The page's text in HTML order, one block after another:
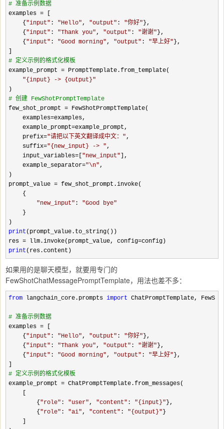
# 准备示例数据
examples =
    {
"input" : "Hello", "output" : "你好" },
    {
"input" : "Thank you", "output" : "谢谢" },
    {
"input" : "Good morning", "output" : "早上好" },
# 定义示例的格式化模板
example_prompt = PromptTemplate.from_template(
"{input} -> {output}"
# 创建 FewShotPromptTemplate
few_shot_prompt = FewShotPromptTemplate(
    examples
=examples,
    example_prompt
=example_prompt,
    prefix
="请把以下英文翻译成中文： ",
    suffix
="{new_input} -> ",
    input_variables
=[ "new_input" ],
    example_separator
="\n",
)
prompt_value = few_shot_prompt.invoke(
    {
"new_input" : "Good bye"
    }
print (prompt_value.to_string())
res = llm.invoke(prompt_value, config=
print (res.content)
如果用的是聊天模型，就要用专门的
FewShotChatMessagePromptTemplate，用法也差不多：
from langchain_core.prompts import ChatPromptTemplate,
# 准备示例数据
examples =
    {
"input" : "Hello", "output" : "你好" },
    {
"input" : "Thank you", "output" : "谢谢" },
    {
"input" : "Good morning", "output" : "早上好" },
# 定义示例的格式化模板
example_prompt = ChatPromptTemplate.from_messages(
        {
"role" : "user", "content" : "{input}" },
        {
"role" : "ai", "content" : "{output}" }